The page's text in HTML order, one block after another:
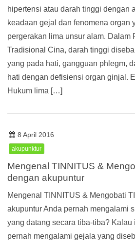
hipertensi atau darah tinggi dengan
keadaan gejal dan fenomena organ
pergerakan lima unsur alam. Dalam
Tradisional Cina, darah tinggi
yang pada hati, gangguan phlegm,
hati dengan defisiensi organ ginjal.
Hukum lima […]
8 April 2016
akupunktur
Mengenal TINNITUS &
dengan akupuntur
Mengenal TINNITUS & Mengobati
akupuntur Anda pernah mengalami
yang datang secara tiba-tiba? Kalau
pernah mengalami gejala yang